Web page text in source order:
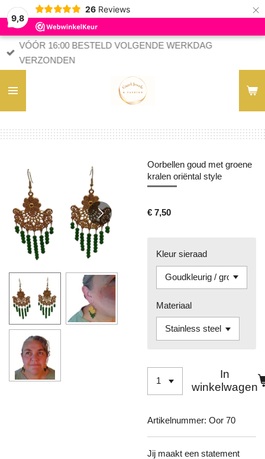
9,8
26 Reviews ×
VÓÓR 16:00 BESTELD VOLGENDE WERKDAG
VERZONDEN
Oorbellen goud met groene
kralen oriëntal style
€ 7,50
Kleur sieraad
Materiaal
In
winkelwagen
Artikelnummer: Oor 70
Jij maakt een statement